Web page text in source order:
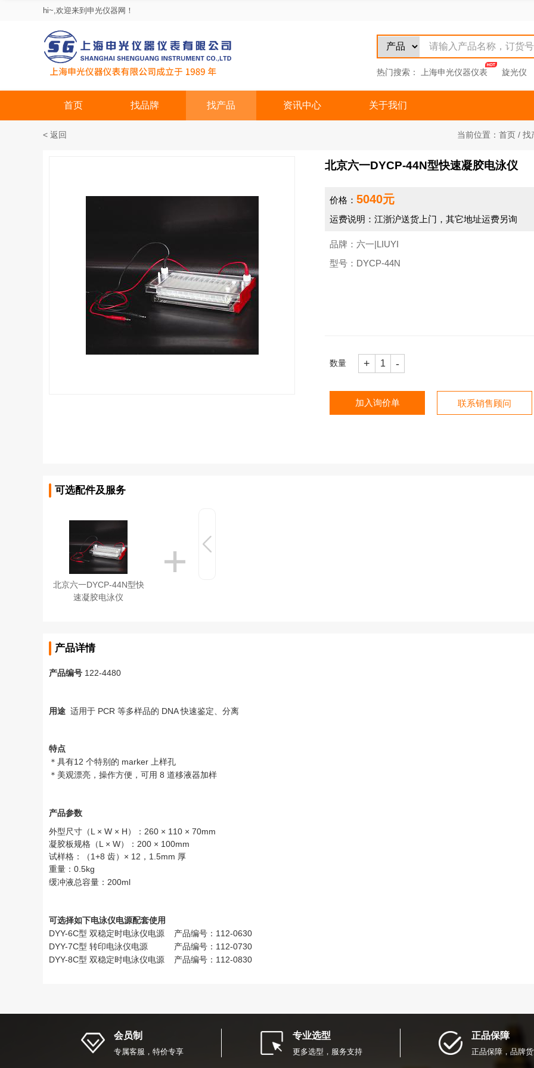
hi~,欢迎来到申光仪器网！
热门搜索： 上海申光仪器仪表 旋光仪
首页 找品牌 找产品 资讯中心 关于我们
< 返回 当前位置： 首页 / 找
北京六一DYCP-44N型快速凝胶电泳仪
价格： 5040元
运费说明：江浙沪送货上门，其它地址运费另询
品牌：六一|LIUYI
型号：DYCP-44N
数量 + 1 -
加入询价单 联系销售顾问
可选配件及服务
北京六一DYCP-44N型快
速凝胶电泳仪
产品详情
产品编号 122-4480
用途 适用于 PCR 等多样品的 DNA 快速鉴定、分离
特点
＊具有12 个特别的 marker 上样孔
＊美观漂亮，操作方便，可用 8 道移液器加样
产品参数
外型尺寸（L × W × H）：260 × 110 × 70mm
凝胶板规格（L × W）：200 × 100mm
试样格：（1+8 齿）× 12，1.5mm 厚
重量：0.5kg
缓冲液总容量：200ml
可选择如下电泳仪电源配套使用
DYY-6C型 双稳定时电泳仪电源 产品编号：112-0630
DYY-7C型 转印电泳仪电源 产品编号：112-0730
DYY-8C型 双稳定时电泳仪电源 产品编号：112-0830
会员制
专属客服，特价专享
专业选型
更多选型，服务支持
正品保障
正品保障，品牌